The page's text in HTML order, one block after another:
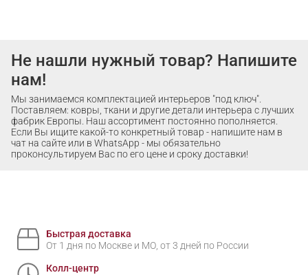
Не нашли нужный товар? Напишите
нам!
Мы занимаемся комплектацией интерьеров "под ключ".
Поставляем: ковры, ткани и другие детали интерьера с лучших
фабрик Европы. Наш ассортимент постоянно пополняется.
Если Вы ищите какой-то конкретный товар - напишите нам в
чат на сайте или в WhatsApp - мы обязательно
проконсультируем Вас по его цене и сроку доставки!
Быстрая доставка
От 1 дня по Москве и МО, от 3 дней по России
Колл-центр